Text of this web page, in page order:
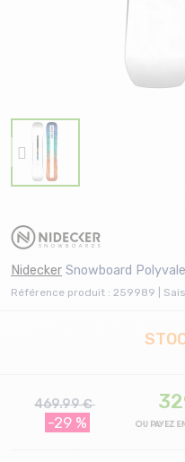
Nidecker Snowboard
Référence produit : 259989 |
469.99 €
-29 %